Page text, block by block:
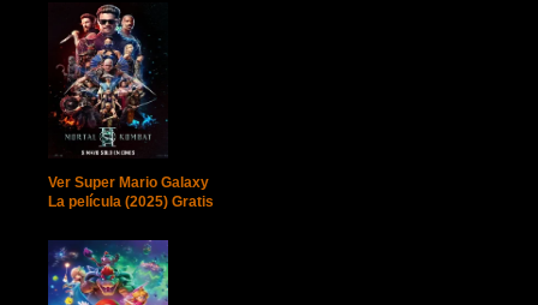
Ver Super Mario Galaxy
La película (2025) Gratis